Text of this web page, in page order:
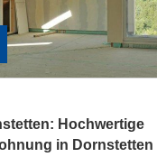
Hochwertige
in Dornstetten